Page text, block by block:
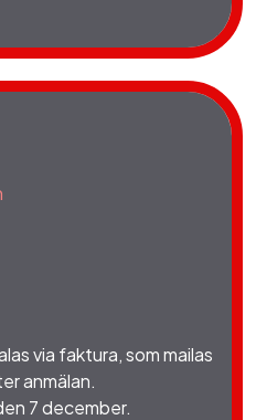
via faktura, som mailas
anmälan.
7 december.